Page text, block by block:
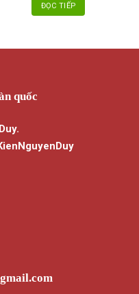
ĐỌC TIẾP
quốc